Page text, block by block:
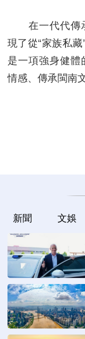
在一代代傳承
現了從“家族私
是一項強身健體
情感、傳承閩南
新聞 文娛